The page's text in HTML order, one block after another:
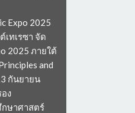
Expo 2025
ทเรซา จัด
2025 ภายใต้
and
กันยายน
ง
ษาศาสตร์